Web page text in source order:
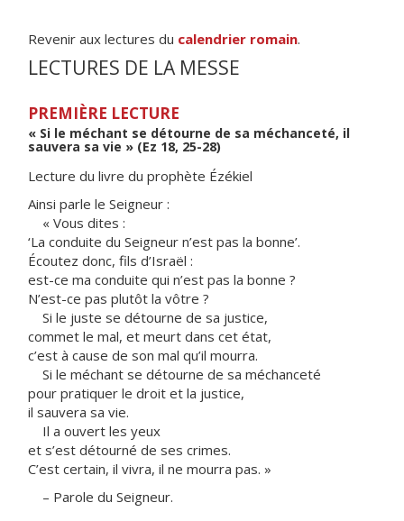
Revenir aux lectures du calendrier romain.
LECTURES DE LA MESSE
PREMIÈRE LECTURE
« Si le méchant se détourne de sa méchanceté, il
sauvera sa vie » (Ez 18, 25-28)
Lecture du livre du prophète Ézékiel
Ainsi parle le Seigneur :
« Vous dites :
‘La conduite du Seigneur n’est pas la bonne’.
Écoutez donc, fils d’Israël :
est-ce ma conduite qui n’est pas la bonne ?
N’est-ce pas plutôt la vôtre ?
Si le juste se détourne de sa justice,
commet le mal, et meurt dans cet état,
c’est à cause de son mal qu’il mourra.
Si le méchant se détourne de sa méchanceté
pour pratiquer le droit et la justice,
il sauvera sa vie.
Il a ouvert les yeux
et s’est détourné de ses crimes.
C’est certain, il vivra, il ne mourra pas. »
– Parole du Seigneur.